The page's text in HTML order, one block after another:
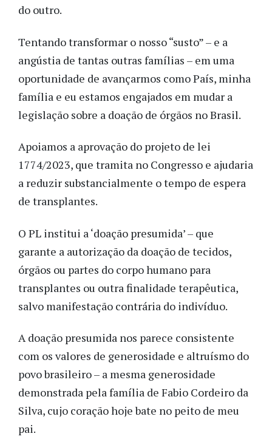
do outro.
Tentando transformar o nosso “susto” – e a
angústia de tantas outras famílias – em uma
oportunidade de avançarmos como País, minha
família e eu estamos engajados em mudar a
legislação sobre a doação de órgãos no Brasil.
Apoiamos a aprovação do projeto de lei
1774/2023, que tramita no Congresso e ajudaria
a reduzir substancialmente o tempo de espera
de transplantes.
O PL institui a ‘doação presumida’ – que
garante a autorização da doação de tecidos,
órgãos ou partes do corpo humano para
transplantes ou outra finalidade terapêutica,
salvo manifestação contrária do indivíduo.
A doação presumida nos parece consistente
com os valores de generosidade e altruísmo do
povo brasileiro – a mesma generosidade
demonstrada pela família de Fabio Cordeiro da
Silva, cujo coração hoje bate no peito de meu
pai.